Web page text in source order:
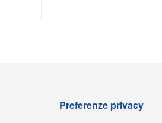
Preferenze privacy